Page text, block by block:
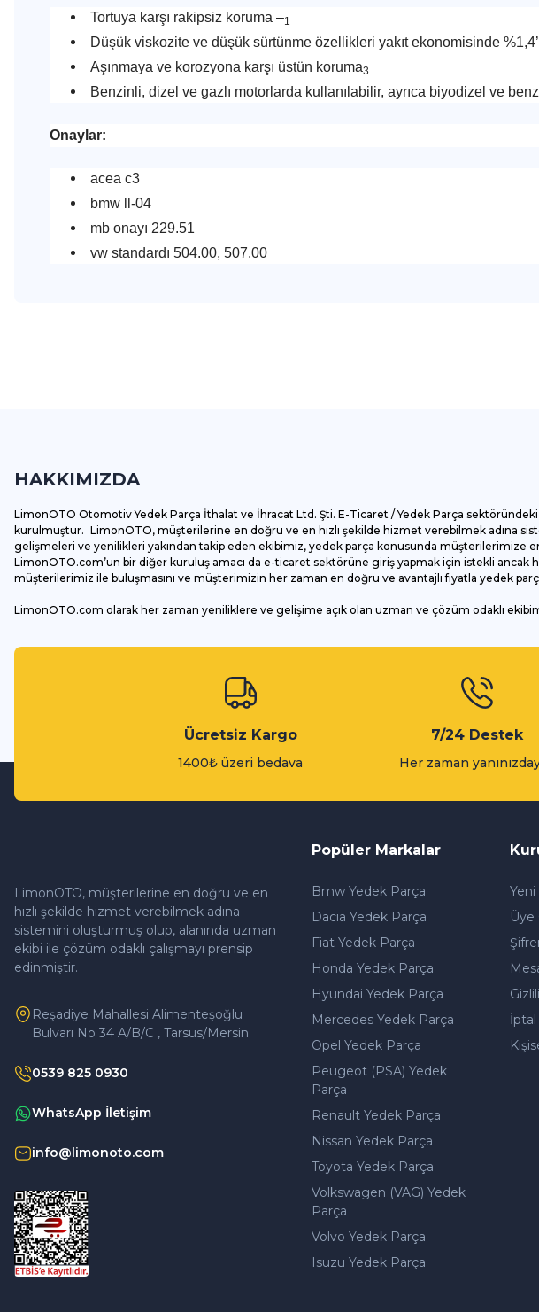
Tortuya karşı rakipsiz koruma –1
Düşük viskozite ve düşük sürtünme özellikleri yakıt ekonomisinde
Aşınmaya ve korozyona karşı üstün koruma3
Benzinli, dizel ve gazlı motorlarda kullanılabilir, ayrıca biyodizel ve
Onaylar:
acea c3
bmw ll-04
mb onayı 229.51
vw standardı 504.00, 507.00
Ürün bilgilerinde hatalar bulunuyor.
Bu ürüne benzer farklı alternatifler olmalı.
HAKKIMIZDA
LimonOTO Otomotiv Yedek Parça İthalat ve İhracat Ltd. Şti. E-Ticaret / Yedek Parça
kurulmuştur. LimonOTO, müşterilerine en doğru ve en hızlı şekilde hizmet verebilmek adına
gelişmeleri ve yenilikleri yakından takip eden ekibimiz, yedek parça konusunda
LimonOTO.com’un bir diğer kuruluş amacı da e-ticaret sektörüne giriş yapmak için istekli ancak
müşterilerimiz ile buluşmasını ve müşterimizin her zaman en doğru ve avantajlı fiyatla yedek
LimonOTO.com olarak her zaman yeniliklere ve gelişime açık olan uzman ve çözüm odaklı
Ücretsiz Kargo
1400₺ üzeri bedava
7/24 Destek
Her zaman
LimonOTO, müşterilerine en doğru ve en
hızlı şekilde hizmet verebilmek adına
sistemini oluşturmuş olup, alanında uzman
ekibi ile çözüm odaklı çalışmayı prensip
edinmiştir.
Reşadiye Mahallesi Alimenteşoğlu
Bulvarı No 34 A/B/C , Tarsus/Mersin
0539 825 0930
WhatsApp İletişim
info@limonoto.com
Popüler Markalar
Bmw Yedek Parça
Dacia Yedek Parça
Fiat Yedek Parça
Honda Yedek Parça
Hyundai Yedek Parça
Mercedes Yedek Parça
Opel Yedek Parça
Peugeot (PSA) Yedek
Parça
Renault Yedek Parça
Nissan Yedek Parça
Toyota Yedek Parça
Volkswagen (VAG) Yedek
Parça
Volvo Yedek Parça
Isuzu Yedek Parça
Üye
İptal